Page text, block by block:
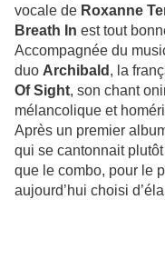
vocale de Roxanne
Breath In est tout
Accompagnée du
duo Archibald , la
Of Sight, son chant
mélancolique et
Après un premier
qui se cantonnait
que le combo, pour le
aujourd’hui choisi